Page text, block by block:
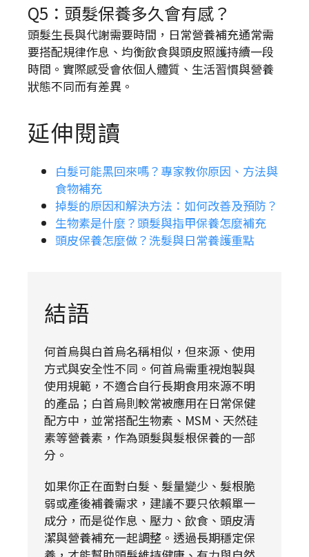
Q5：頭髮保養多久會有感？
頭髮生長與代謝需要時間，日常營養補充通常需
要搭配規律作息、均衡飲食與頭皮照護持續一段
時間。實際感受會依個人體質、生活習慣與營養
狀態不同而有差異。
延伸閱讀
白髮可能黑回來嗎？專家教你原因、方法與
食物補充
掉髮的原因和解決方法：如何改善及預防？
生物素是什麼？頭髮與指甲保養怎麼補充
頭皮保養怎麼做？洗髮與日常養護重點
結語
何首烏與白首烏名稱相似，但來源、使用
方式與安全性不同。何首烏需重視炮製與
使用規範，不適合自行長期食用來源不明
的產品；白首烏則較常被應用在日常保健
配方中，並常搭配生物素、MSM、天然硅
素等營養素，作為頭髮與髮根保養的一部
分。
如果你正在面對白髮、髮量變少、髮根脆
弱或產後補養需求，建議不要只依賴單一
成分，而是從作息、壓力、飲食、頭皮清
潔與營養補充一起調整。透過長期穩定保